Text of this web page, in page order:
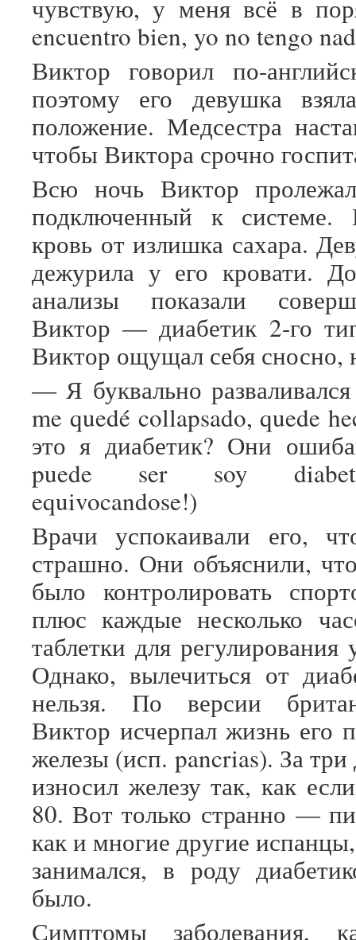
чувствую, у меня всё в
encuentro bien, yo no tengo
Виктор говорил по-
поэтому его девушка
положение. Медсестра
чтобы Виктора срочно
Всю ночь Виктор
подключенный к
кровь от излишка сахара.
дежурила у его кровати.
анализы показали
Виктор — диабетик 2-го
Виктор ощущал себя
— Я буквально
me quedé collapsado, quede
это я диабетик? Они
puede ser soy
equivocandose!)
Врачи успокаивали его,
страшно. Они объяснили,
было контролировать
плюс каждые несколько
таблетки для регулирования
Однако, вылечиться от
нельзя. По версии
Виктор исчерпал жизнь его
железы (исп. pancrias). За три
износил железу так, как
80. Вот только странно —
как и многие другие
занимался, в роду
было.
Симптомы заболевания,